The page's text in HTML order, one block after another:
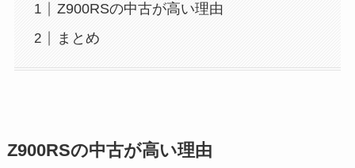
Z900RSの中古が高い理由
まとめ
Z900RSの中古が高い理由